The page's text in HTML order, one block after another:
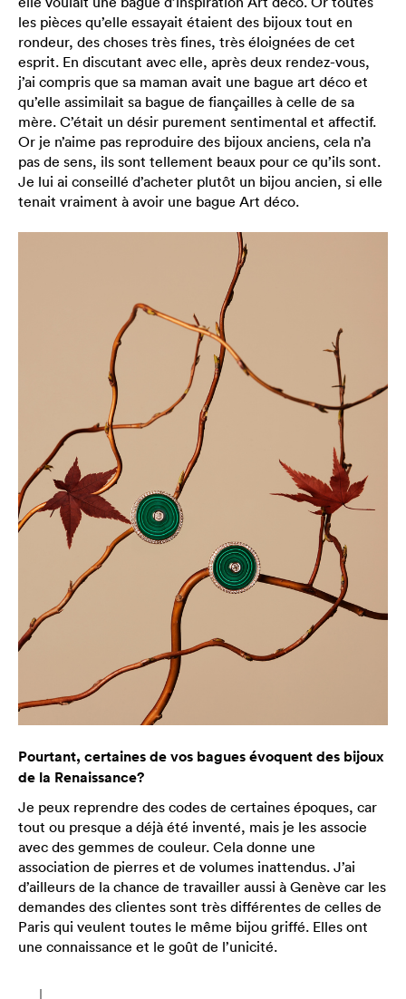
les pièces qu’elle essayait étaient des bijoux tout en
rondeur, des choses très fines, très éloignées de cet
esprit. En discutant avec elle, après deux rendez-vous,
j’ai compris que sa maman avait une bague art déco et
qu’elle assimilait sa bague de fiançailles à celle de sa
mère. C’était un désir purement sentimental et affectif.
Or je n’aime pas reproduire des bijoux anciens, cela n’a
pas de sens, ils sont tellement beaux pour ce qu’ils sont.
Je lui ai conseillé d’acheter plutôt un bijou ancien, si elle
tenait vraiment à avoir une bague Art déco.
Pourtant, certaines de vos bagues évoquent des bijoux
de la Renaissance?
Je peux reprendre des codes de certaines époques, car
tout ou presque a déjà été inventé, mais je les associe
avec des gemmes de couleur. Cela donne une
association de pierres et de volumes inattendus. J’ai
d’ailleurs de la chance de travailler aussi à Genève car les
demandes des clientes sont très différentes de celles de
Paris qui veulent toutes le même bijou griffé. Elles ont
une connaissance et le goût de l’unicité.